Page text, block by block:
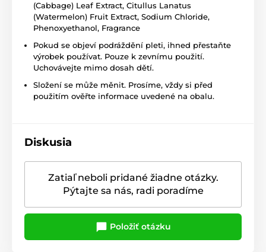
(Cabbage) Leaf Extract, Citullus Lanatus
(Watermelon) Fruit Extract, Sodium Chloride,
Phenoxyethanol, Fragrance
Pokud se objeví podráždění pleti, ihned přestaňte
výrobek používat. Pouze k zevnímu použití.
Uchovávejte mimo dosah dětí.
Složení se může měnit. Prosíme, vždy si před
použitím ověřte informace uvedené na obalu.
Diskusia
Zatiaľ neboli pridané žiadne otázky.
Pýtajte sa nás, radi poradíme
Položiť otázku